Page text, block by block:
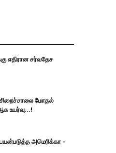
எதிரான சர்வதேச
மோதல்
உயர்வு...!
அமெரிக்கா –